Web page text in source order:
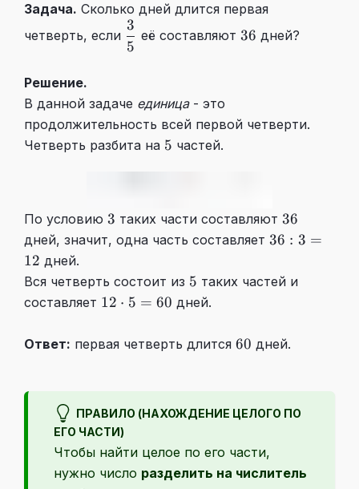
Задача. Сколько дней длится первая
четверть, если \dfrac35
5
3
её составляют 36
36 дней?
Решение.
В данной задаче единица- это
продолжительность всей первой четверти.
Четверть разбита на 5
5 частей.
По условию 3
3 таких части составляют 36
36
дней, значит, одна часть составляет 36:3=12
36 : 3 =
12 дней.
Вся четверть состоит из 5
5 таких частей и
составляет 12
5
12 ⋅ 5 = 60 дней.
Ответ: первая четверть длится 60
60 дней.
ПРАВИЛО (НАХОЖДЕНИЕ ЦЕЛОГО ПО
ЕГО ЧАСТИ)
Чтобы найти целое по его части,
нужно число разделить на числитель